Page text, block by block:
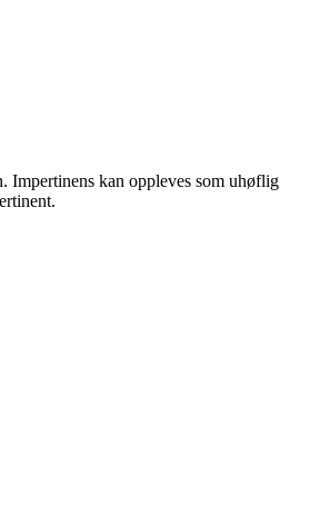
Impertinens kan oppleves som uhøflig